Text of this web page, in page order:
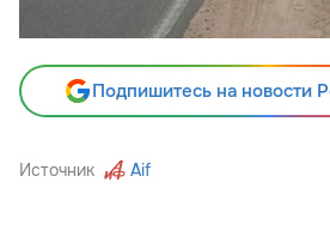
Подпишитесь на новости
Источник Aif